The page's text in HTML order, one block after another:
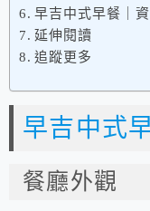
早吉中式早餐｜
延伸閱讀
追蹤更多
早吉中式
餐廳外觀